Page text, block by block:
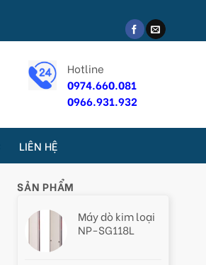
Hotline
0974.660.081
0966.931.932
LIÊN HỆ
SẢN PHẨM
Máy dò kim loại
NP-SG118L